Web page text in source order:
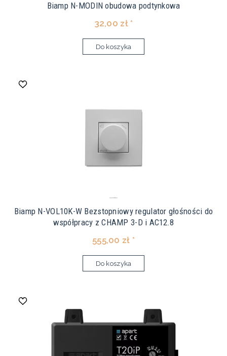
Biamp N-MODIN obudowa podtynkowa
32,00 zł *
Do koszyka
Biamp N-VOL10K-W Bezstopniowy regulator głośności do
współpracy z CHAMP 3-D i AC12.8
555,00 zł *
Do koszyka